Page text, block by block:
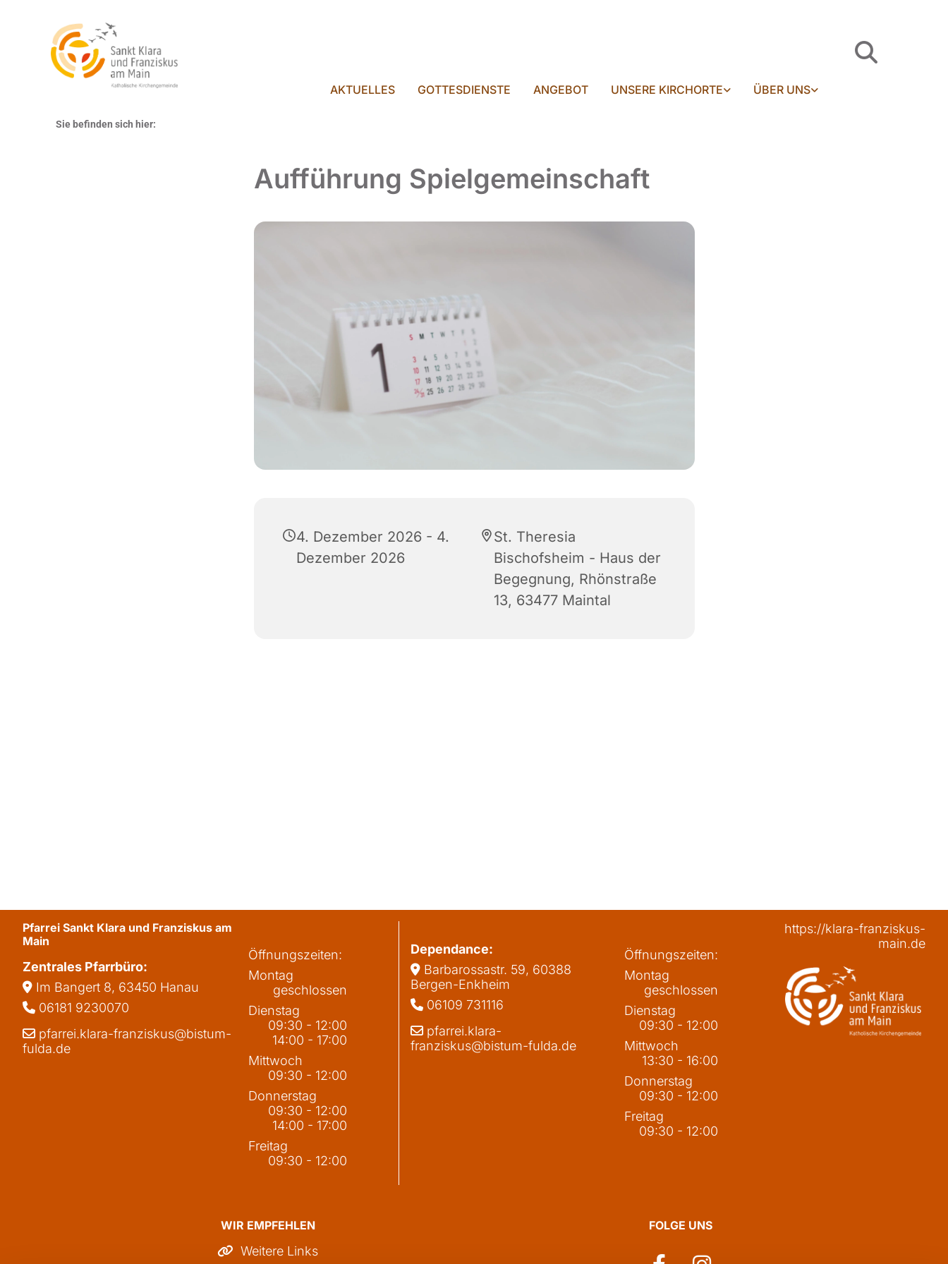
AKTUELLES GOTTESDIENSTE ANGEBOT UNSERE KIRCHORTE ÜBER UNS
Sie befinden sich hier:
Aufführung Spielgemeinschaft
4. Dezember 2026 - 4.
Dezember 2026
St. Theresia
Bischofsheim - Haus der
Begegnung, Rhönstraße
13, 63477 Maintal
Pfarrei Sankt Klara und Franziskus am
Main
Zentrales Pfarrbüro:
 Im Bangert 8, 63450 Hanau
 06181 9230070
 pfarrei.klara-franziskus@bistum-
fulda.de
Öffnungszeiten:
Montag
geschlossen
Dienstag
09:30 - 12:00
14:00 - 17:00
Mittwoch
09:30 - 12:00
Donnerstag
09:30 - 12:00
14:00 - 17:00
Freitag
09:30 - 12:00
Dependance:
 Barbarossastr. 59, 60388
Bergen-Enkheim
 06109 731116
 pfarrei.klara-
franziskus@bistum-fulda.de
Öffnungszeiten:
Montag
geschlossen
Dienstag
09:30 - 12:00
Mittwoch
13:30 - 16:00
Donnerstag
09:30 - 12:00
Freitag
09:30 - 12:00
https://klara-franziskus-
main.de
WIR EMPFEHLEN
 Weitere Links
FOLGE UNS